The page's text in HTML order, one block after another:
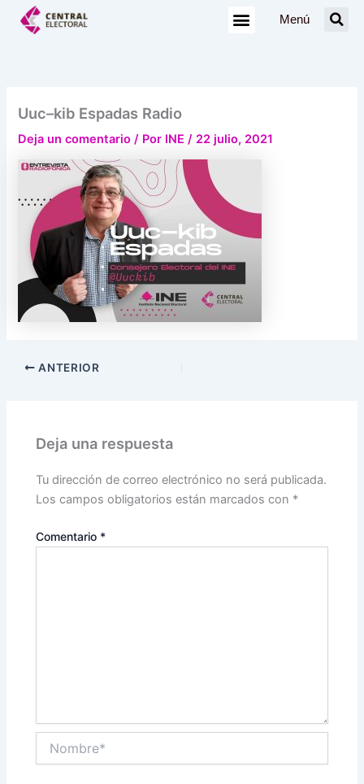
Menú
Uuc–kib Espadas Radio
Deja un comentario / Por INE/ 22 julio, 2021
ANTERIOR
Deja una respuesta
Tu dirección de correo electrónico no será publicada.
Los campos obligatorios están marcados con *
Comentario *